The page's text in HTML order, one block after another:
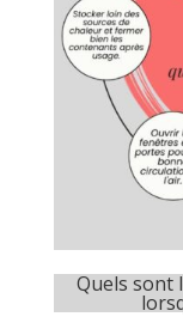
Quels sont